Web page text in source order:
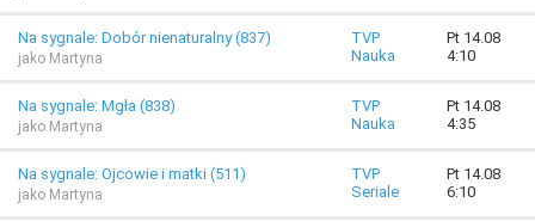
Na sygnale: Dobór nienaturalny (837)
jako Martyna
TVP
Nauka
Pt 14.08
4:10
Na sygnale: Mgła (838)
jako Martyna
TVP
Nauka
Pt 14.08
4:35
Na sygnale: Ojcowie i matki (511)
jako Martyna
TVP
Seriale
Pt 14.08
6:10